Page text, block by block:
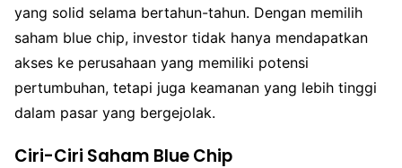
yang solid selama bertahun-tahun. Dengan memilih
saham blue chip, investor tidak hanya mendapatkan
akses ke perusahaan yang memiliki potensi
pertumbuhan, tetapi juga keamanan yang lebih tinggi
dalam pasar yang bergejolak.
Ciri-Ciri Saham Blue Chip